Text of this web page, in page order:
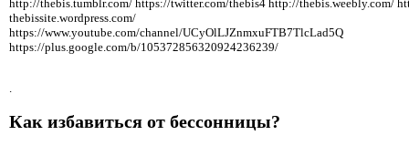
http://thebis.tumblr.com/ https://twitter.com/thebis4 http://thebis.weebly.com/
thebissite.wordpress.com/
https://www.youtube.com/channel/UCyOlLJZnmxuFTB7TlcLad5Q
https://plus.google.com/b/105372856320924236239/
.
Как избавиться от бессонницы?